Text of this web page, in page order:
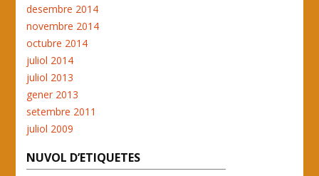
desembre 2014
novembre 2014
octubre 2014
juliol 2014
juliol 2013
gener 2013
setembre 2011
juliol 2009
NUVOL D’ETIQUETES